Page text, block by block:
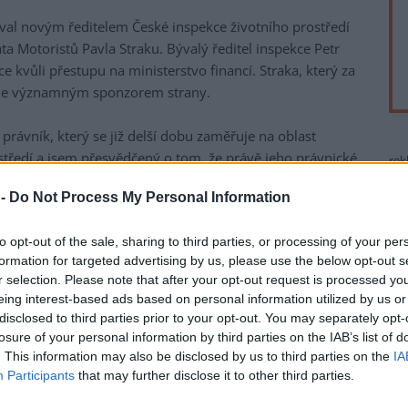
Do Not Process My Personal Information
opt-out of the sale, sharing to third parties, or processing of your
for targeted advertising by us, please use the below opt-out
selection. Please note that after your opt-out request is processed
interest-based ads based on personal information utilized by us
to third parties prior to your opt-out. You may separately
of your personal information by third parties on the IAB’s list of
This information may also be disclosed by us to third parties on the
Participants that may further disclose it to other third parties.
novým ředitelem České inspekce životního prostředí
Motoristů Pavla Straku. Bývalý ředitel inspekce Petr
kvůli přestupu na ministerstvo financí. Straka, který za
významným sponzorem strany.
který se již delší dobu zaměřuje na oblast
a jsem přesvědčený o tom, že právě jeho právnické
pro další rozvoj jedné z našich nejdůležitějších
(KDU-ČSL) výběr kandidáta kritizuje. "Ochrana
zásadní ránu. Do čela instituce, která má dohlížet na
znečišťování naší přírody, nastupuje podnikatel v
odborností, zákony i racionalitou," napsal Hladík na
jako nejvhodnějšího uchazeče z celkových šesti
z toho, které ministerstvo vyhlásilo v polovině února,
nového ředitele ČIŽP vedl úřad ředitel odboru